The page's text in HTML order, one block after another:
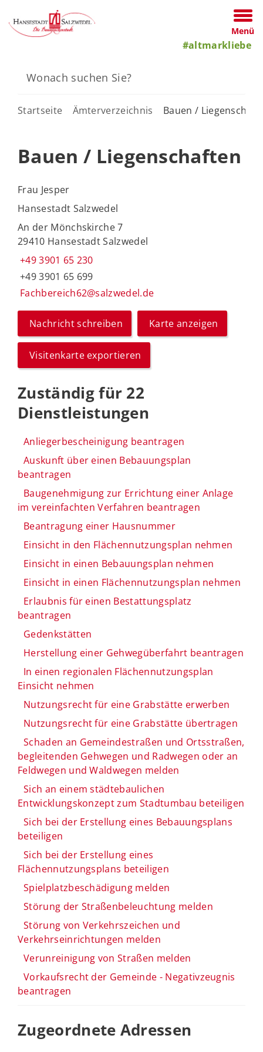
Menü
#altmarkliebe
Startseite Ämterverzeichnis Bauen /
Bauen / Liegenschaften
Frau Jesper
Hansestadt Salzwedel
An der Mönchskirche 7
29410 Hansestadt Salzwedel
+49 3901 65 230
+49 3901 65 699
Fachbereich62@salzwedel.de
Nachricht schreiben Karte anzeigen
Visitenkarte exportieren
Zuständig für 22
Dienstleistungen
Anliegerbescheinigung beantragen
Auskunft über einen Bebauungsplan
beantragen
Baugenehmigung zur Errichtung einer Anlage
im vereinfachten Verfahren beantragen
Beantragung einer Hausnummer
Einsicht in den Flächennutzungsplan nehmen
Einsicht in einen Bebauungsplan nehmen
Einsicht in einen Flächennutzungsplan nehmen
Erlaubnis für einen Bestattungsplatz
beantragen
Gedenkstätten
Herstellung einer Gehwegüberfahrt beantragen
In einen regionalen Flächennutzungsplan
Einsicht nehmen
Nutzungsrecht für eine Grabstätte erwerben
Nutzungsrecht für eine Grabstätte übertragen
Schaden an Gemeindestraßen und Ortsstraßen,
begleitenden Gehwegen und Radwegen oder an
Feldwegen und Waldwegen melden
Sich an einem städtebaulichen
Entwicklungskonzept zum Stadtumbau beteiligen
Sich bei der Erstellung eines Bebauungsplans
beteiligen
Sich bei der Erstellung eines
Flächennutzungsplans beteiligen
Spielplatzbeschädigung melden
Störung der Straßenbeleuchtung melden
Störung von Verkehrszeichen und
Verkehrseinrichtungen melden
Verunreinigung von Straßen melden
Vorkaufsrecht der Gemeinde - Negativzeugnis
beantragen
Zugeordnete Adressen